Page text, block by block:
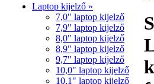
Laptop kijelző »
7,0" laptop kijelző
7,9" laptop kijelző
8,0" laptop kijelző
8,9" laptop kijelző
9,7" laptop kijelző
10,0" laptop kijelző
10,1" laptop kijelző